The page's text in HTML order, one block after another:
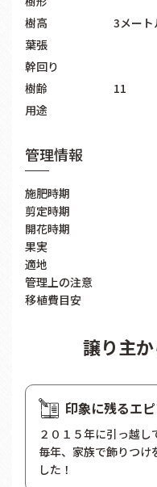
樹高
3メート
葉張
幹回り
樹齢
11
用途
管理情報
施肥時期
剪定時期
開花時期
果実
適地
管理上の注意
移植費目安
譲り主
印象に残るエ
２０１５年に引っ越し
毎年、家族で飾りつけ
した！